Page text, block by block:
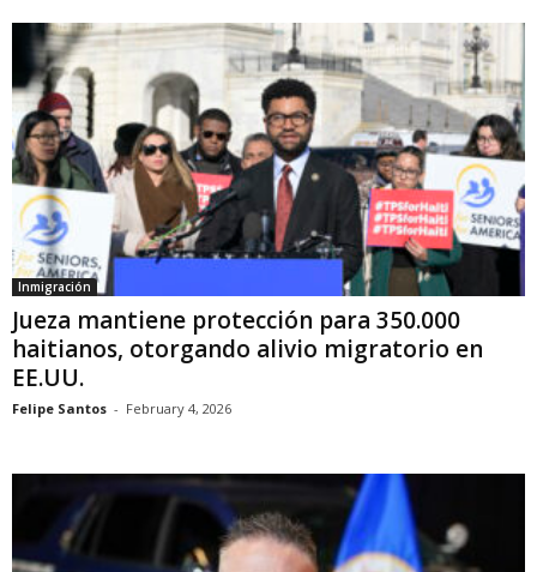
Inmigración
Jueza mantiene protección para 350.000
haitianos, otorgando alivio migratorio en
EE.UU.
Felipe Santos - February 4, 2026